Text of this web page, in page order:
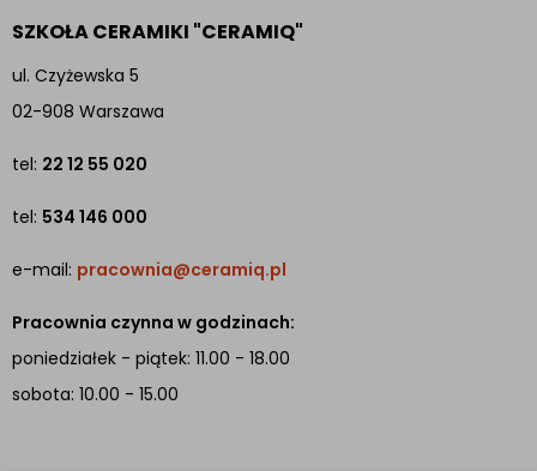
SZKOŁA CERAMIKI "CERAMIQ"
ul. Czyżewska 5
02-908 Warszawa
tel: 22 12 55 020
tel: 534 146 000
e-mail: pracownia@ceramiq.pl
Pracownia czynna w godzinach:
poniedziałek - piątek: 11.00 - 18.00
sobota: 10.00 - 15.00